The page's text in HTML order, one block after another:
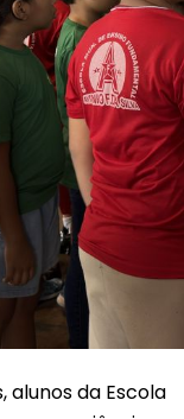
alunos da Escola